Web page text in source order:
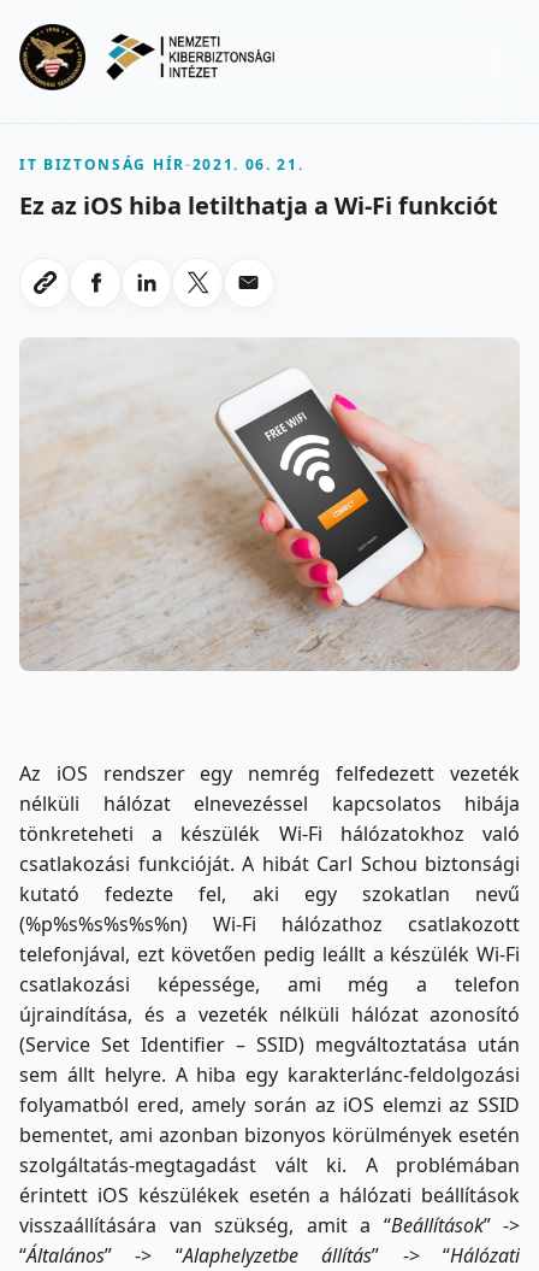
IT BIZTONSÁG HÍR-2021. 06. 21.
Ez az iOS hiba letilthatja a Wi-Fi funkciót
Link masolasa
Megosztas Facebookon
Megosztas LinkedInen
Megosztas X-en
Megosztas emailben
Az iOS rendszer egy nemrég felfedezett vezeték
nélküli hálózat elnevezéssel kapcsolatos hibája
tönkreteheti a készülék Wi-Fi hálózatokhoz való
csatlakozási funkcióját. A hibát Carl Schou biztonsági
kutató fedezte fel, aki egy szokatlan nevű
(%p%s%s%s%s%n) Wi-Fi hálózathoz csatlakozott
telefonjával, ezt követően pedig leállt a készülék Wi-Fi
csatlakozási képessége, ami még a telefon
újraindítása, és a vezeték nélküli hálózat azonosító
(Service Set Identifier – SSID) megváltoztatása után
sem állt helyre. A hiba egy karakterlánc-feldolgozási
folyamatból ered, amely során az iOS elemzi az SSID
bementet, ami azonban bizonyos körülmények esetén
szolgáltatás-megtagadást vált ki. A problémában
érintett iOS készülékek esetén a hálózati beállítások
visszaállítására van szükség, amit a “Beállítások” ->
“Általános” -> “Alaphelyzetbe állítás” -> “Hálózati